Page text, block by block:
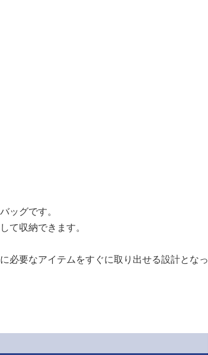
ッグです。
て収納できます。
必要なアイテムをすぐに取り出せる設計となっ